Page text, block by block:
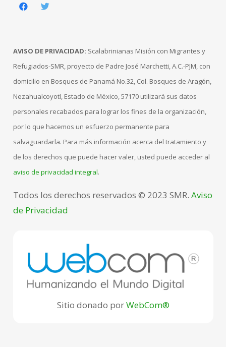
AVISO DE PRIVACIDAD: Scalabrinianas Misión con Migrantes y
Refugiados-SMR, proyecto de Padre José Marchetti, A.C.-PJM, con
domicilio en Bosques de Panamá No.32, Col. Bosques de Aragón,
Nezahualcoyotl, Estado de México, 57170 utilizará sus datos
personales recabados para lograr los fines de la organización,
por lo que hacemos un esfuerzo permanente para
salvaguardarla. Para más información acerca del tratamiento y
de los derechos que puede hacer valer, usted puede acceder al
aviso de privacidad integral.
Todos los derechos reservados © 2023 SMR. Aviso
de Privacidad
Sitio donado porWebCom®